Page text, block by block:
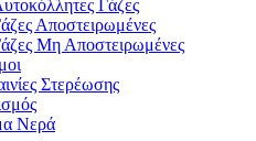
Γάζες
Αποστειρωμένες
Μη Αποστειρωμένες
Στερέωσης
Νερά